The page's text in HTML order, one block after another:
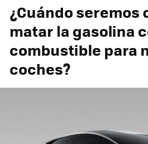
¿Cuándo seremos
matar la gasolina
combustible para
coches?